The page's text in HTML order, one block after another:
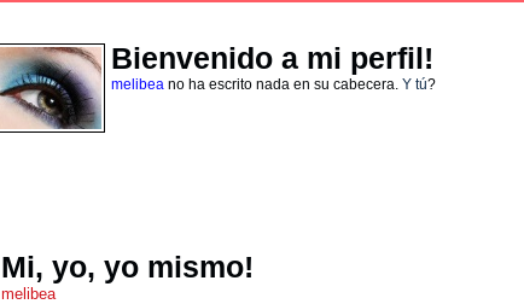
Bienvenido a mi perfil!
melibeano ha escrito nada en su cabecera. Y tú?
Mi, yo, yo mismo!
melibea